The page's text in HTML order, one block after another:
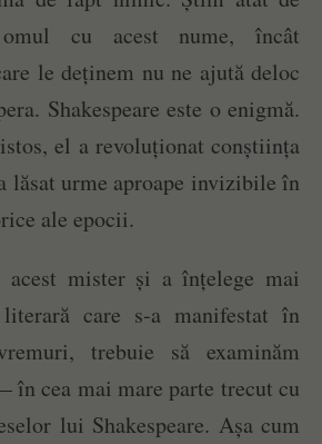
cu acest nume, încât
le deținem nu ne ajută deloc
Shakespeare este o enigmă.
el a revoluționat conștiința
lăsat urme aproape invizibile în
ale epocii.
acest mister și a înțelege mai
literară care s-a manifestat în
trebuie să examinăm
cea mai mare parte trecut cu
lui Shakespeare. Așa cum